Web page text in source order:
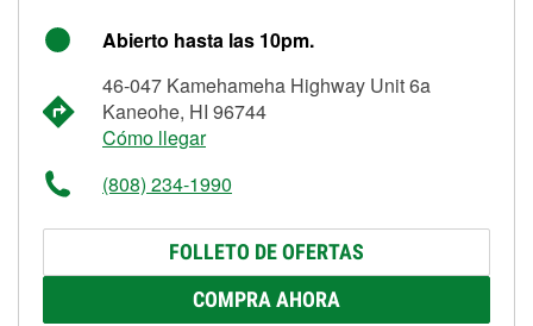
Abierto hasta las 10pm.
46-047 Kamehameha Highway Unit 6a
Kaneohe, HI 96744
Cómo llegar
(808) 234-1990
FOLLETO DE OFERTAS
COMPRA AHORA